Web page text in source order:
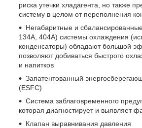
риска утечки хладагента, но также
систему в целом от переполнения
Негабаритные и
134A, 404A) системы охлаждения
конденсаторы) обладают большой
позволяют добиваться быстрого
и напитков
Запатентованный
(ESFC)
Система заблаговременного
которая диагностирует и выявляет
Клапан выравнивания давления